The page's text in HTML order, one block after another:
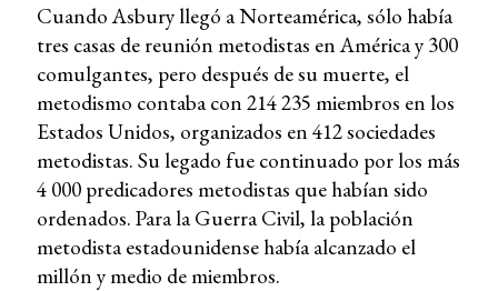
Cuando Asbury llegó a Norteamérica, sólo había
tres casas de reunión metodistas en América y 300
comulgantes, pero después de su muerte, el
metodismo contaba con 214 235 miembros en los
Estados Unidos, organizados en 412 sociedades
metodistas. Su legado fue continuado por los más
4 000 predicadores metodistas que habían sido
ordenados. Para la Guerra Civil, la población
metodista estadounidense había alcanzado el
millón y medio de miembros.